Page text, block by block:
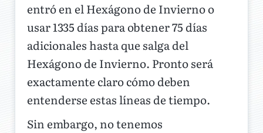
entró en el Hexágono de Invierno o
usar 1335 días para obtener 75 días
adicionales hasta que salga del
Hexágono de Invierno. Pronto será
exactamente claro cómo deben
entenderse estas líneas de tiempo.
Sin embargo, no tenemos